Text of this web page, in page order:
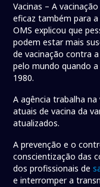
Vacinas – A
eficaz também para
OMS explicou que
podem estar mais
de vacinação contra
pelo mundo quando
1980.
A agência trabalha
atuais de vacina da
atualizados.
A prevenção e o
conscientização das
dos profissionais de
e interromper a